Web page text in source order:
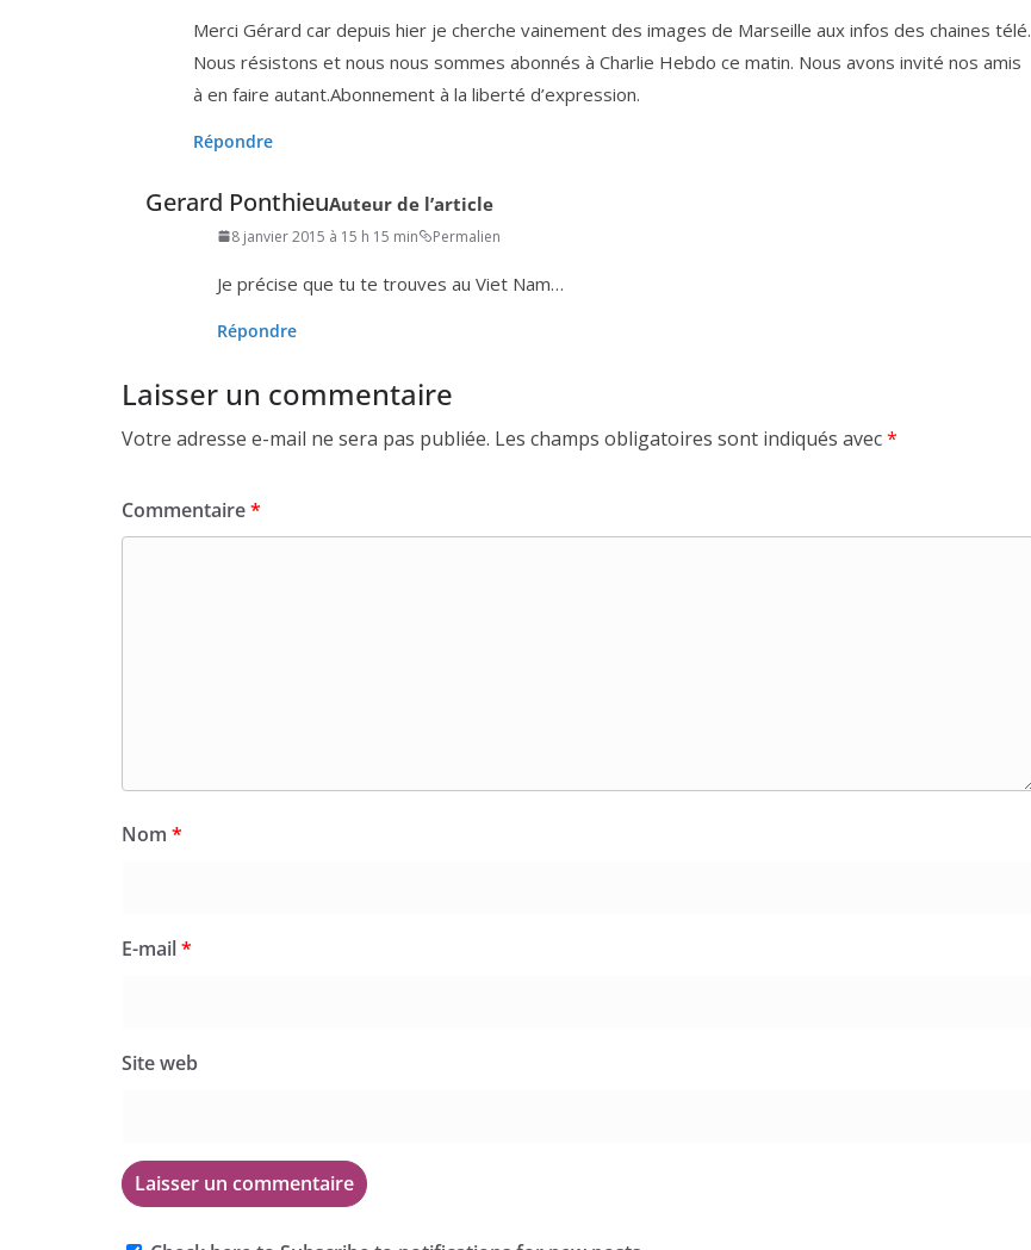
Merci Gérard car depuis hier je cherche vai­ne­ment des images de Marseille aux infos des chaines télé.
Nous résis­tons et nous nous sommes abon­nés à Charlie Hebdo ce matin. Nous avons invi­té nos amis
à en faire autant.Abonnement à la liber­té d’expression.
Répondre
Gerard PonthieuAuteur de l’article
8 janvier 2015 à 15 h 15 min Permalien
Je pré­cise que tu te trouves au Viet Nam…
Répondre
Laisser un commentaire
Votre adresse e-mail ne sera pas publiée. Les champs obligatoires sont indiqués avec*
Commentaire*
Nom *
E-mail*
Site web